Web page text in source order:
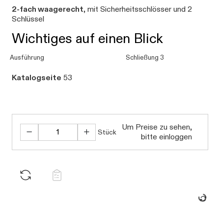
2-fach waagerecht, mit Sicherheitsschlösser und 2
Schlüssel
Wichtiges auf einen Blick
Ausführung Schließung 3
Katalogseite 53
Stück
Um Preise zu sehen,
bitte einloggen